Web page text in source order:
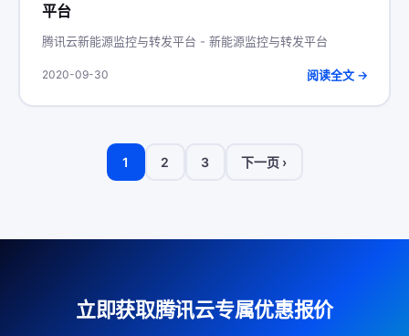
平台
腾讯云新能源监控与转发平台 - 新能源监控与转发平台
2020-09-30 阅读全文 →
1 2 3 下一页 ›
立即获取腾讯云专属优惠报价